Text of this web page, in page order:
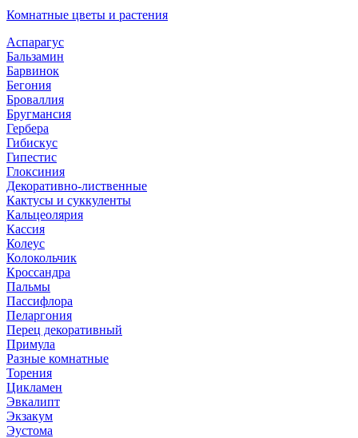
Комнатные цветы и растения
Аспарагус
Бальзамин
Барвинок
Бегония
Броваллия
Бругмансия
Гербера
Гибискус
Гипестис
Глоксиния
Декоративно-лиственные
Кактусы и суккуленты
Кальцеолярия
Кассия
Колеус
Колокольчик
Кроссандра
Пальмы
Пассифлора
Пеларгония
Перец декоративный
Примула
Разные комнатные
Торения
Цикламен
Эвкалипт
Экзакум
Эустома